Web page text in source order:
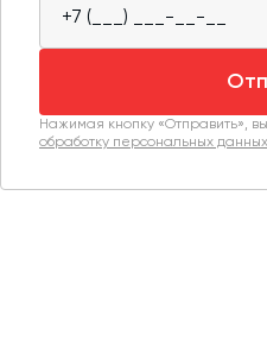
Нажимая кнопку «Отправить»,
обработку персональных данных